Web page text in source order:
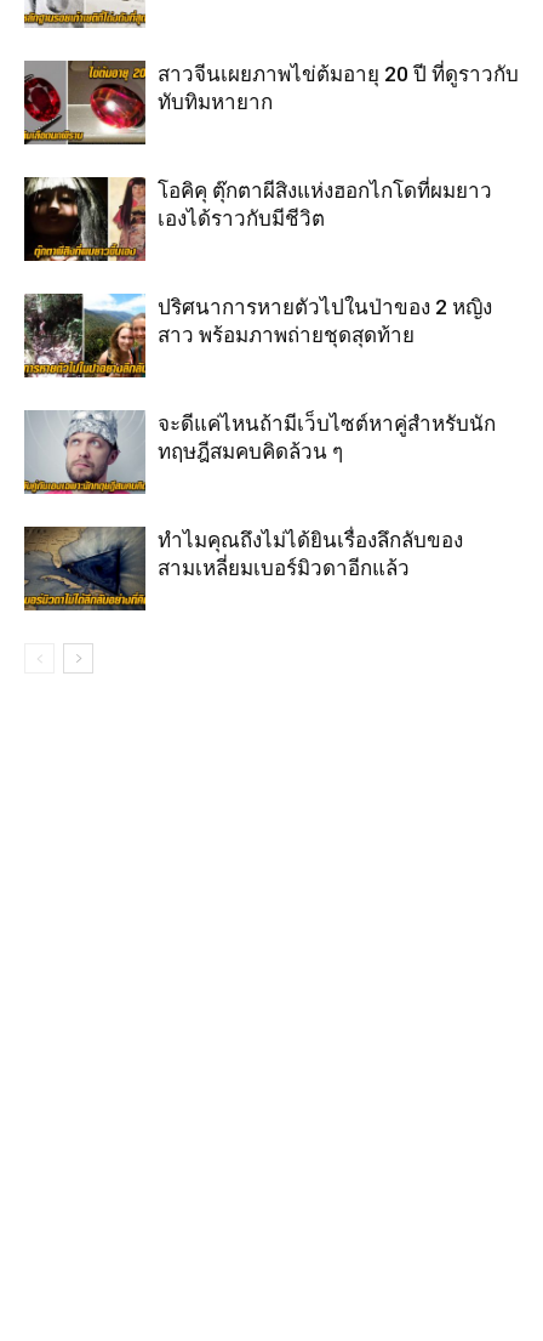
สาวจีนเผยภาพไข่ต้มอายุ 20 ปี ที่ดูราวกับ
ทับทิมหายาก
โอคิคุ ตุ๊กตาผีสิงแห่งฮอกไกโดที่ผมยาว
เองได้ราวกับมีชีวิต
ปริศนาการหายตัวไปในป่าของ 2 หญิง
สาว พร้อมภาพถ่ายชุดสุดท้าย
จะดีแค่ไหนถ้ามีเว็บไซต์หาคู่สำหรับนัก
ทฤษฎีสมคบคิดล้วน ๆ
ทำไมคุณถึงไม่ได้ยินเรื่องลึกลับของ
สามเหลี่ยมเบอร์มิวดาอีกแล้ว